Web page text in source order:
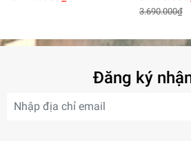
all-stainless steel
model
3.690.000₫
Đăng ký